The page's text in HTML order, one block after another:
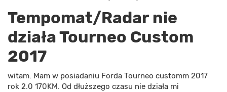
Tempomat/Radar nie
działa Tourneo Custom
2017
witam. Mam w posiadaniu Forda Tourneo customm 2017
rok 2.0 170KM. Od dłuższego czasu nie działa mi